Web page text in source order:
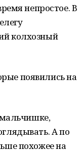
непростое. В
колхозный
появились на
А по
похожее на